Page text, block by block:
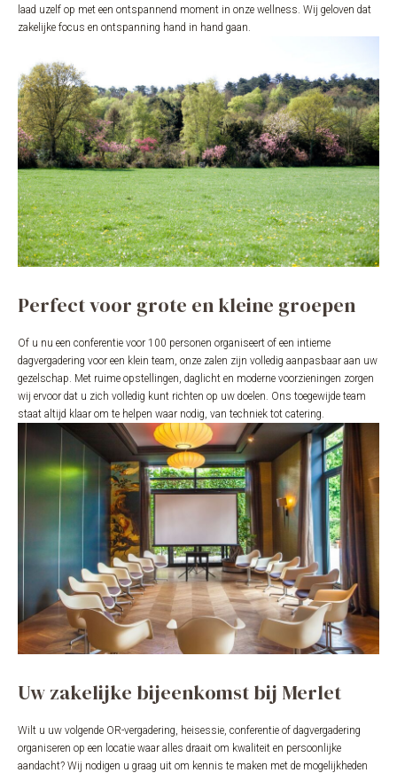
laad uzelf op met een ontspannend moment in onze wellness. Wij geloven dat
zakelijke focus en ontspanning hand in hand gaan.
Perfect voor grote en kleine groepen
Of u nu een conferentie voor 100 personen organiseert of een intieme
dagvergadering voor een klein team, onze zalen zijn volledig aanpasbaar aan uw
gezelschap. Met ruime opstellingen, daglicht en moderne voorzieningen zorgen
wij ervoor dat u zich volledig kunt richten op uw doelen. Ons toegewijde team
staat altijd klaar om te helpen waar nodig, van techniek tot catering.
Uw zakelijke bijeenkomst bij Merlet
Wilt u uw volgende OR-vergadering, heisessie, conferentie of dagvergadering
organiseren op een locatie waar alles draait om kwaliteit en persoonlijke
aandacht? Wij nodigen u graag uit om kennis te maken met de mogelijkheden